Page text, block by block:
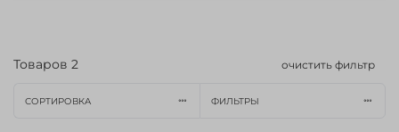
Товаров 2 очистить фильтр
СОРТИРОВКА ФИЛЬТРЫ